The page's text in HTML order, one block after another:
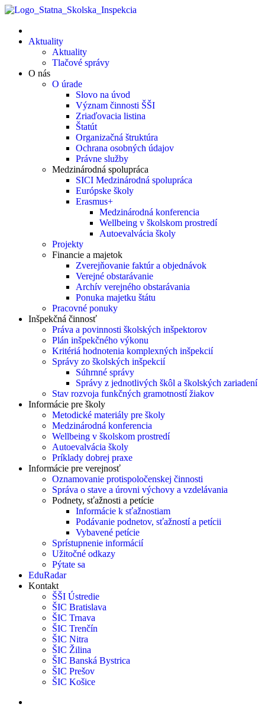
Aktuality
Aktuality
Tlačové správy
O nás
O úrade
Slovo na úvod
Význam činnosti ŠŠI
Zriaďovacia listina
Štatút
Organizačná štruktúra
Ochrana osobných údajov
Právne služby
Medzinárodná spolupráca
SICI Medzinárodná spolupráca
Európske školy
Erasmus+
Medzinárodná konferencia
Wellbeing v školskom prostredí
Autoevalvácia školy
Projekty
Financie a majetok
Zverejňovanie faktúr a objednávok
Verejné obstarávanie
Archív verejného obstarávania
Ponuka majetku štátu
Pracovné ponuky
Inšpekčná činnosť
Práva a povinnosti školských inšpektorov
Plán inšpekčného výkonu
Kritériá hodnotenia komplexných inšpekcií
Správy zo školských inšpekcií
Súhrnné správy
Správy z jednotlivých škôl a školských zariadení
Stav rozvoja funkčných gramotností žiakov
Informácie pre školy
Metodické materiály pre školy
Medzinárodná konferencia
Wellbeing v školskom prostredí
Autoevalvácia školy
Príklady dobrej praxe
Informácie pre verejnosť
Oznamovanie protispoločenskej činnosti
Správa o stave a úrovni výchovy a vzdelávania
Podnety, sťažnosti a petície
Informácie k sťažnostiam
Podávanie podnetov, sťažností a petícii
Vybavené petície
Sprístupnenie informácií
Užitočné odkazy
Pýtate sa
EduRadar
Kontakt
ŠŠI Ústredie
ŠIC Bratislava
ŠIC Trnava
ŠIC Trenčín
ŠIC Nitra
ŠIC Žilina
ŠIC Banská Bystrica
ŠIC Prešov
ŠIC Košice